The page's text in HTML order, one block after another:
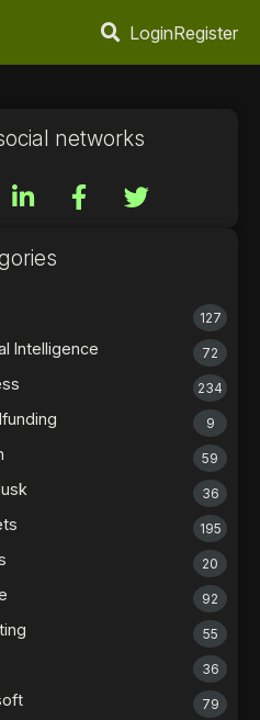
LoginRegister
networks
127
Intelligence 72
234
9
59
36
195
20
92
55
36
79